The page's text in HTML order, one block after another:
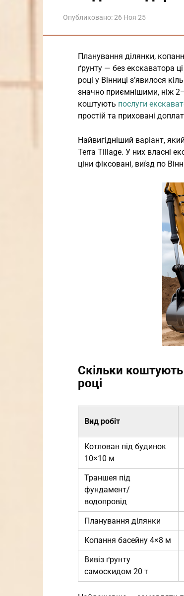
Опубликовано:26 Ноя 25
Планування ділянки,
ґрунту — без екскаватора
році у Вінниці з’явилося
значно приємнішими, ніж
коштують послуги
простій та приховані
Найвигідніший варіант,
Terra Tillage. У них власні
ціни фіксовані, виїзд по
Скільки
році
Вид робіт
Котлован під будинок
10×10 м
Траншея під
фундамент/
водопровід
Планування ділянки
Копання басейну 4×8 м
Вивіз ґрунту
самоскидом 20 т